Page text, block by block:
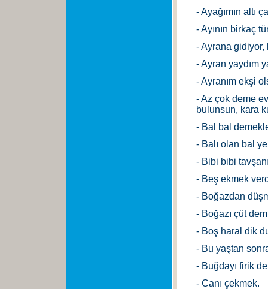
- Ayağımın altı
- Ayının birkaç
- Ayrana gidiyor,
- Ayran yaydım
- Ayranım ekşi
- Az çok deme
bulunsun, kara
- Bal bal
- Balı olan bal
- Bibi bibi
- Beş ekmek
- Boğazdan
- Boğazı çüt
- Boş haral dik
- Bu yaştan
- Buğdayı firik
- Canı çekmek.